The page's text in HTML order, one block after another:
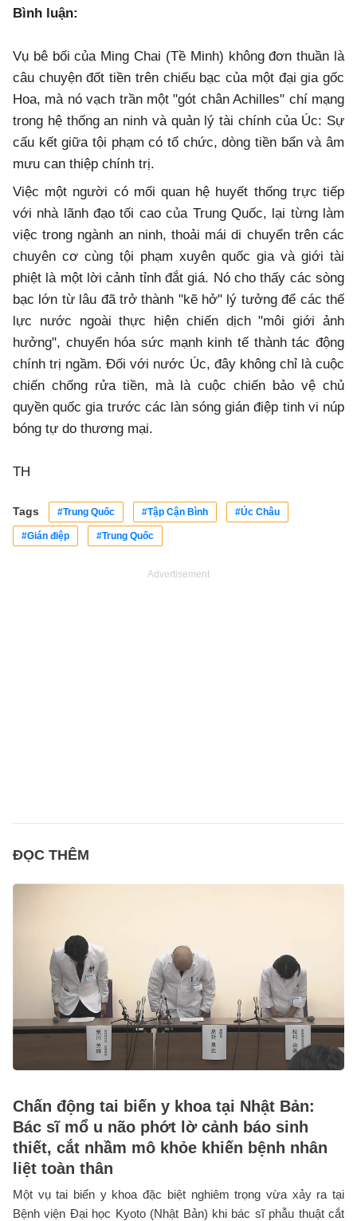
Bình luận:
Vụ bê bối của Ming Chai (Tề Minh) không đơn thuần là
câu chuyện đốt tiền trên chiếu bạc của một đại gia gốc
Hoa, mà nó vạch trần một "gót chân Achilles" chí mạng
trong hệ thống an ninh và quản lý tài chính của Úc: Sự
cấu kết giữa tội phạm có tổ chức, dòng tiền bẩn và âm
mưu can thiệp chính trị.
Việc một người có mối quan hệ huyết thống trực tiếp
với nhà lãnh đạo tối cao của Trung Quốc, lại từng làm
việc trong ngành an ninh, thoải mái di chuyển trên các
chuyên cơ cùng tội phạm xuyên quốc gia và giới tài
phiệt là một lời cảnh tỉnh đắt giá. Nó cho thấy các sòng
bạc lớn từ lâu đã trở thành "kẽ hở" lý tưởng để các thế
lực nước ngoài thực hiện chiến dịch "môi giới ảnh
hưởng", chuyển hóa sức mạnh kinh tế thành tác động
chính trị ngầm. Đối với nước Úc, đây không chỉ là cuộc
chiến chống rửa tiền, mà là cuộc chiến bảo vệ chủ
quyền quốc gia trước các làn sóng gián điệp tinh vi núp
bóng tự do thương mại.
TH
Tags #Trung Quốc #Tập Cận Bình #Úc Châu
#Gián điệp #Trung Quốc
Advertisement
ĐỌC THÊM
Chấn động tai biến y khoa tại Nhật Bản:
Bác sĩ mổ u não phớt lờ cảnh báo sinh
thiết, cắt nhầm mô khỏe khiến bệnh nhân
liệt toàn thân
Một vụ tai biến y khoa đặc biệt nghiêm trọng vừa xảy ra tại
Bệnh viện Đại học Kyoto (Nhật Bản) khi bác sĩ phẫu thuật cắt